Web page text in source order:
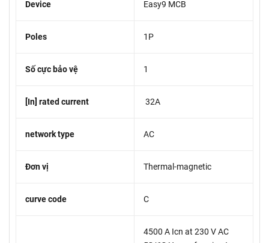
Device Easy9 MCB
Poles 1P
Số cực bảo vệ 1
[In] rated current 32A
network type AC
Đơn vị Thermal-magnetic
curve code C
4500 A Icn at 230 V AC